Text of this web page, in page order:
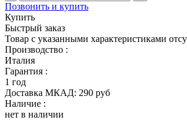
Позвонить и купить
Купить
Быстрый заказ
Товар с указанными характеристиками
Производство :
Италия
Гарантия :
1 год
Доставка МКАД: 290 руб
Наличие :
нет в наличии